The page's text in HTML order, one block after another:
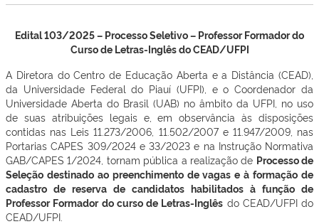
Edital 103/2025 – Processo Seletivo – Professor Formador do
Curso de Letras-Inglês do CEAD/UFPI
A Diretora do Centro de Educação Aberta e a Distância (CEAD),
da Universidade Federal do Piauí (UFPI), e o Coordenador da
Universidade Aberta do Brasil (UAB) no âmbito da UFPI, no uso
de suas atribuições legais e, em observância às disposições
contidas nas Leis 11.273/2006, 11.502/2007 e 11.947/2009, nas
Portarias CAPES 309/2024 e 33/2023 e na Instrução Normativa
GAB/CAPES 1/2024, tornam pública a realização de Processo de
Seleção destinado ao preenchimento de vagas e à formação de
cadastro de reserva de candidatos habilitados à função de
Professor Formador do curso de Letras-Inglês do CEAD/UFPI do
CEAD/UFPI.